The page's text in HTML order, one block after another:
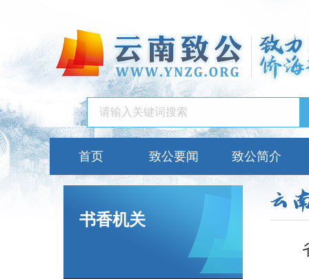
首页 致公要闻 致公简介
书香机关